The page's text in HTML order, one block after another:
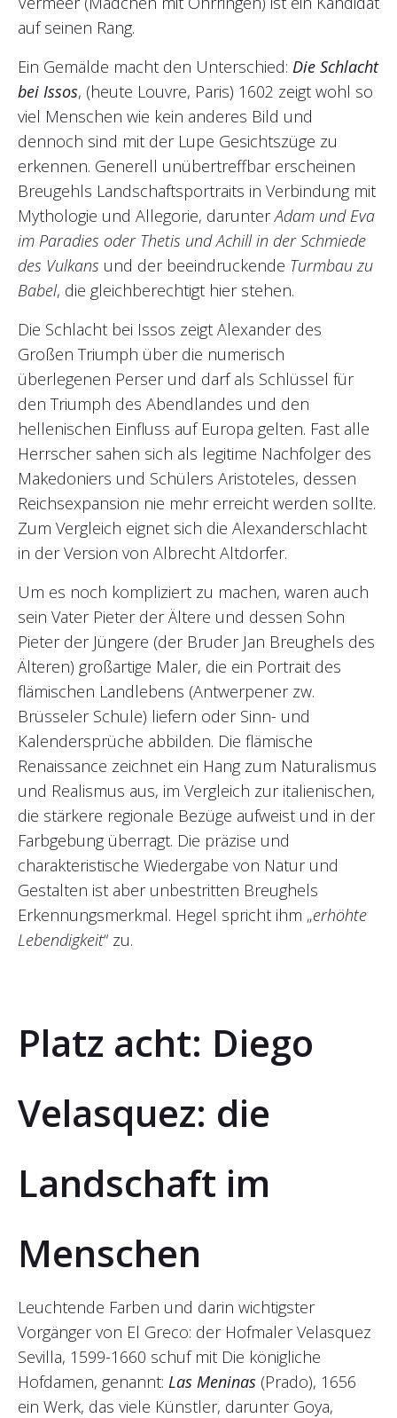
auf seinen Rang.
Ein Gemälde macht den Unterschied: Die Schlacht
bei Issos, (heute Louvre, Paris) 1602 zeigt wohl so
viel Menschen wie kein anderes Bild und
dennoch sind mit der Lupe Gesichtszüge zu
erkennen. Generell unübertreffbar erscheinen
Breugehls Landschaftsportraits in Verbindung mit
Mythologie und Allegorie, darunterAdam und Eva
im Paradies oder Thetis und Achill in der Schmiede
des Vulkans und der beeindruckende Turmbau zu
Babel, die gleichberechtigt hier stehen.
Die Schlacht bei Issos zeigt Alexander des
Großen Triumph über die numerisch
überlegenen Perser und darf als Schlüssel für
den Triumph des Abendlandes und den
hellenischen Einfluss auf Europa gelten. Fast alle
Herrscher sahen sich als legitime Nachfolger des
Makedoniers und Schülers Aristoteles, dessen
Reichsexpansion nie mehr erreicht werden sollte.
Zum Vergleich eignet sich die Alexanderschlacht
in der Version von Albrecht Altdorfer.
Um es noch kompliziert zu machen, waren auch
sein Vater Pieter der Ältere und dessen Sohn
Pieter der Jüngere (der Bruder Jan Breughels des
Älteren) großartige Maler, die ein Portrait des
flämischen Landlebens (Antwerpener zw.
Brüsseler Schule) liefern oder Sinn- und
Kalendersprüche abbilden. Die flämische
Renaissance zeichnet ein Hang zum Naturalismus
und Realismus aus, im Vergleich zur italienischen,
die stärkere regionale Bezüge aufweist und in der
Farbgebung überragt. Die präzise und
charakteristische Wiedergabe von Natur und
Gestalten ist aber unbestritten Breughels
Erkennungsmerkmal. Hegel spricht ihm „erhöhte
Lebendigkeit“ zu.
Platz acht: Diego
Velasquez: die
Landschaft im
Menschen
Leuchtende Farben und darin wichtigster
Vorgänger von El Greco: der Hofmaler Velasquez
Sevilla, 1599-1660 schuf mit Die königliche
Hofdamen, genannt: Las Meninas (Prado), 1656
ein Werk, das viele Künstler, darunter Goya,